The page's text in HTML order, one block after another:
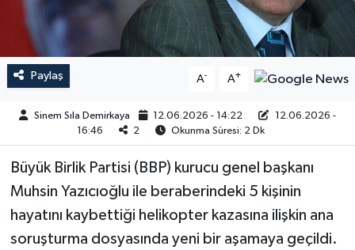
Paylaş A- A+
Sinem Sıla Demirkaya 12.06.2026 - 14:22
12.06.2026 -
16:46
2 Okunma Süresi: 2 Dk
Büyük Birlik Partisi (BBP) kurucu genel başkanı
Muhsin Yazıcıoğlu ile beraberindeki 5 kişinin
hayatını kaybettiği helikopter kazasına ilişkin ana
soruşturma dosyasında yeni bir aşamaya geçildi.